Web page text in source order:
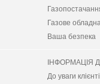
Газове
Ваша безпека
ІНФОРМАЦІЯ
До уваги